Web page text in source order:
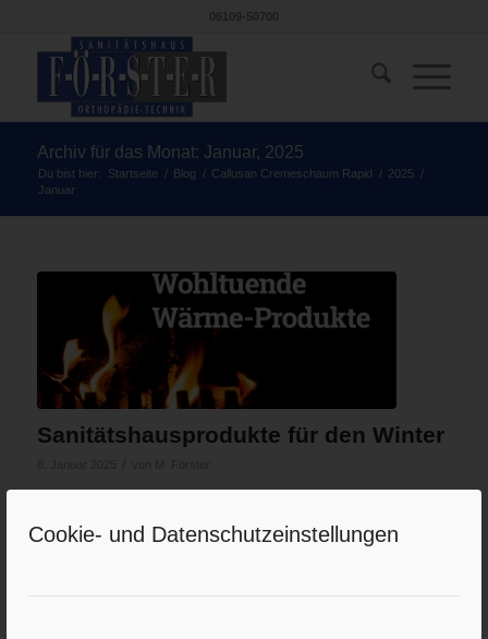
Cookie- und Datenschutzeinstellungen
Archiv für das Monat: Januar, 2025
Du bist hier: Startseite / Blog / Callusan Cremeschaum Rapid / 2025 /
Januar
Sanitätshausprodukte für den Winter